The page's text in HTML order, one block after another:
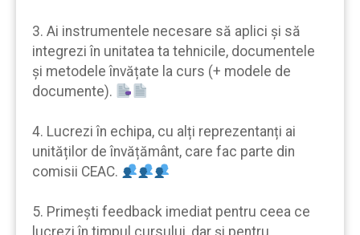
3. Ai instrumentele necesare să aplici şi să
integrezi în unitatea ta tehnicile, documentele
şi metodele învățate la curs (+ modele de
documente).
4. Lucrezi în echipa, cu alți reprezentanți ai
unităților de învățământ, care fac parte din
comisii CEAC.
5. Primeşti feedback imediat pentru ceea ce
lucrezi în timpul cursului, dar şi pentru